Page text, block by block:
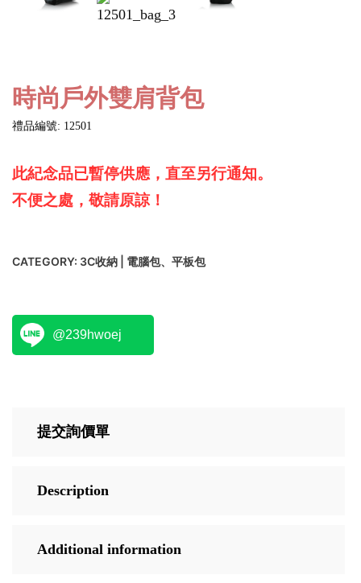
時尚戶外雙肩背包
禮品編號: 12501
此紀念品已暫停供應，直至另行通知。
不便之處，敬請原諒！
CATEGORY: 3C收納 | 電腦包、平板包
@239hwoej
提交詢價單
Description
Additional information